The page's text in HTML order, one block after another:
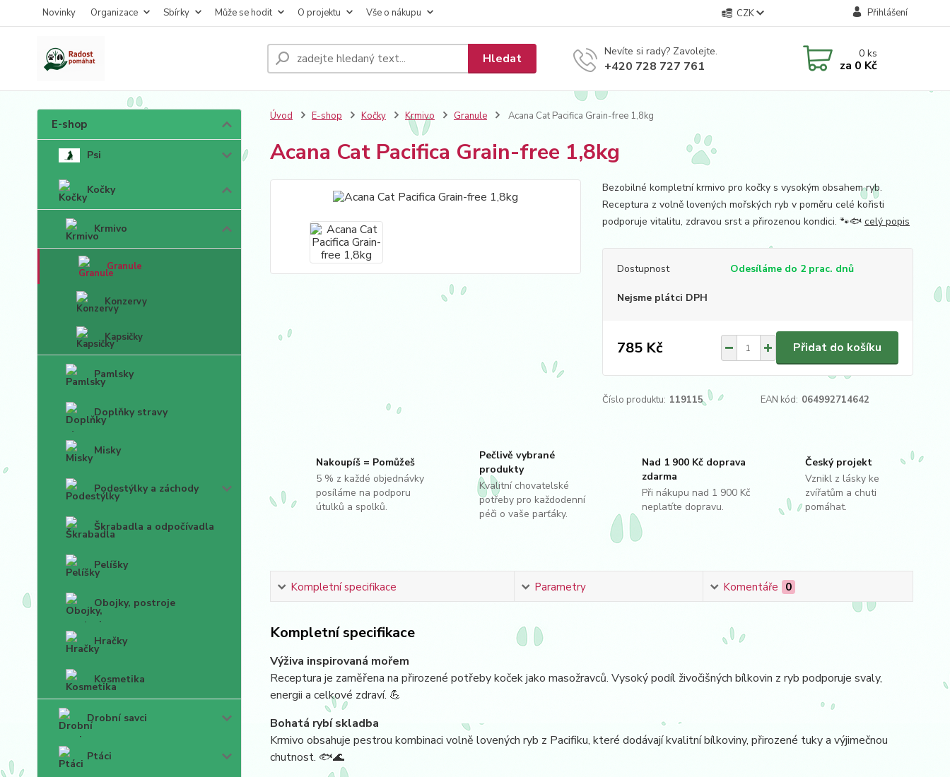
Novinky Organizace Sbírky Může se hodit O projektu Vše o nákupu CZK Přihlášení
Hledat Nevíte si rady? Zavolejte.
+420 728 727 761
0ks
za 0 Kč
E-shop
Psi
Kočky
Krmivo
Granule
Konzervy
Kapsičky
Pamlsky
Doplňky stravy
Misky
Podestýlky a záchody
Škrabadla a odpočívadla
Pelíšky
Obojky, postroje
Hračky
Kosmetika
Drobní savci
Ptáci
Úvod E-shop Kočky Krmivo Granule Acana Cat Pacifica Grain-free 1,8kg
Acana Cat Pacifica Grain-free 1,8kg
Bezobilné kompletní krmivo pro kočky s vysokým obsahem ryb.
Receptura z volně lovených mořských ryb v poměru celé kořisti
podporuje vitalitu, zdravou srst a přirozenou kondici. 🐾🐟 celý popis
Dostupnost Odesíláme do 2 prac. dnů
Nejsme plátci DPH
785 Kč Přidat do košíku
Číslo produktu: 119115 EAN kód: 064992714642
Nakoupíš = Pomůžeš
5 % z každé objednávky
posíláme na podporu
útulků a spolků.
Pečlivě vybrané
produkty
Kvalitní chovatelské
potřeby pro každodenní
péči o vaše parťáky.
Nad 1 900 Kč doprava
zdarma
Při nákupu nad 1 900 Kč
neplatíte dopravu.
Český projekt
Vznikl z lásky ke
zvířatům a chuti
pomáhat.
Kompletní specifikace Parametry Komentáře 0
Kompletní specifikace
Výživa inspirovaná mořem
Receptura je zaměřena na přirozené potřeby koček jako masožravců. Vysoký podíl živočišných bílkovin z ryb podporuje svaly,
energii a celkové zdraví. 💪
Bohatá rybí skladba
Krmivo obsahuje pestrou kombinaci volně lovených ryb z Pacifiku, které dodávají kvalitní bílkoviny, přirozené tuky a výjimečnou
chutnost. 🐟🌊